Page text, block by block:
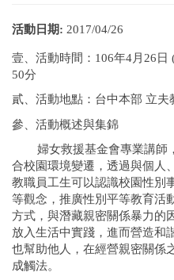
活動日期: 2017/04/26
壹、活動時間：106年4月26
50分
貳、活動地點：台中本部 立夫
參、活動概述與集錦
婦女救援基金會專業講師
合校園環境變遷，透過與個人
教職員工生可以認識校園性別
等觀念，推廣性別平等教育活
方式，與潛藏親密關係暴力的
放入生活中實踐，進而營造和
也幫助他人，在經營親密關係
成觸法。